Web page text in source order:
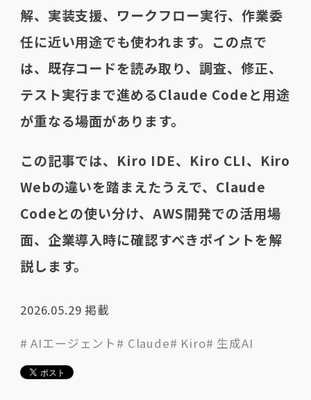
解、実装支援、ワークフロー実行、作業委
任に近い用途でも使われます。この点で
は、既存コードを読み取り、調査、修正、
テスト実行まで進めるClaude Codeと用途
が重なる場面があります。
この記事では、Kiro IDE、Kiro CLI、Kiro
Webの違いを踏まえたうえで、Claude
Codeとの使い分け、AWS開発での活用場
面、企業導入時に確認すべきポイントを解
説します。
2026.05.29 掲載
# AIエージェント # Claude# Kiro# 生成AI